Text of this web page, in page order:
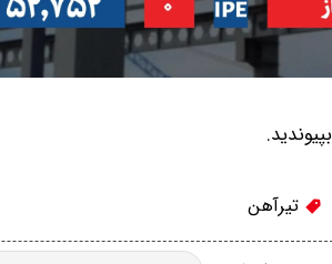
بپیوندید.
تیرآهن